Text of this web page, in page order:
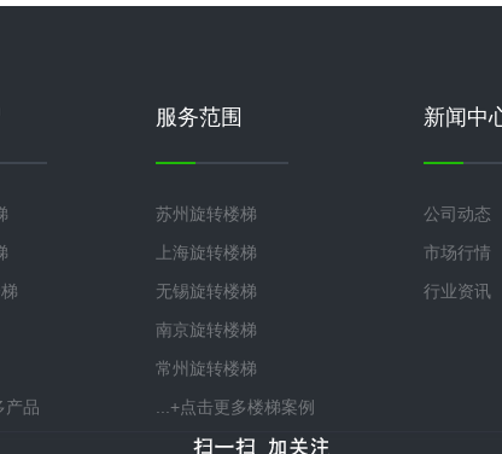
产品
服务范围
苏州旋转楼梯
上海旋转楼梯
无锡旋转楼梯
南京旋转楼梯
常州旋转楼梯
...+点击更多楼梯案例
新闻中
公司动态
市场行情
行业资讯